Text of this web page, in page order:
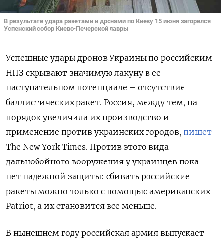
В результате удара ракетами и дронами по Киеву 15 июня загорелся
Успенский собор Киево-Печерской лавры
Успешные удары дронов Украины по российским
НПЗ скрывают значимую лакуну в ее
наступательном потенциале – отсутствие
баллистических ракет. Россия, между тем, на
порядок увеличила их производство и
применение против украинских городов, пишет
The New York Times. Против этого вида
дальнобойного вооружения у украинцев пока
нет надежной защиты: сбивать российские
ракеты можно только с помощью американских
Patriot, а их становится все меньше.
В нынешнем году российская армия выпускает